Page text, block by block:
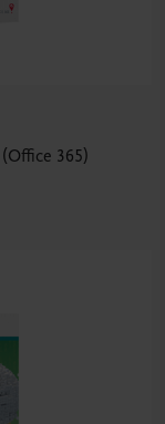
365)